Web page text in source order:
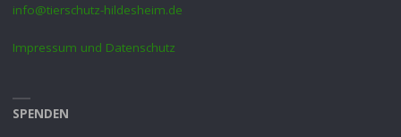
info@tierschutz-hildesheim.de
Impressum und Datenschutz
SPENDEN